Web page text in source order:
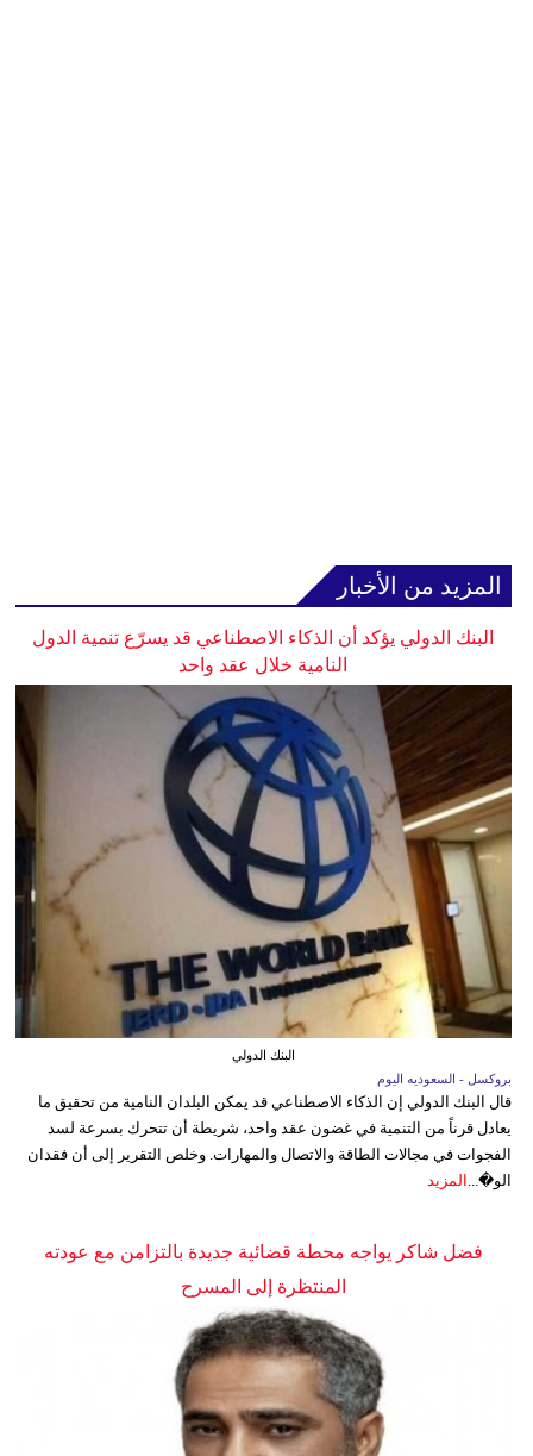
المزيد من الأخبار
البنك الدولي يؤكد أن الذكاء الاصطناعي قد يسرّع تنمية الدول
النامية خلال عقد واحد
البنك الدولي
بروكسل - السعوديه اليوم
قال البنك الدولي إن الذكاء الاصطناعي قد يمكن البلدان النامية من تحقيق ما
يعادل قرناً من التنمية في غضون عقد واحد، شريطة أن تتحرك بسرعة لسد
الفجوات في مجالات الطاقة والاتصال والمهارات. وخلص التقرير إلى أن فقدان
الو�... المزيد
فضل شاكر يواجه محطة قضائية جديدة بالتزامن مع عودته
المنتظرة إلى المسرح